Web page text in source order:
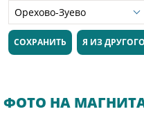
СОХРАНИТЬ Я ИЗ
ФОТО НА